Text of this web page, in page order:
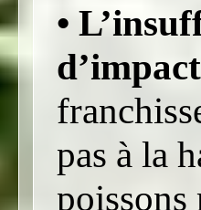
•
pas à la